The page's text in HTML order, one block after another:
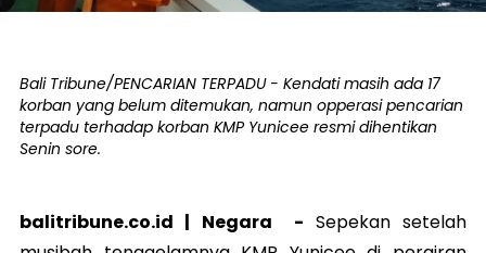
Bali Tribune/PENCARIAN TERPADU - Kendati masih ada 17
korban yang belum ditemukan, namun opperasi pencarian
terpadu terhadap korban KMP Yunicee resmi dihentikan
Senin sore.
balitribune.co.id | Negara - Sepekan setelah